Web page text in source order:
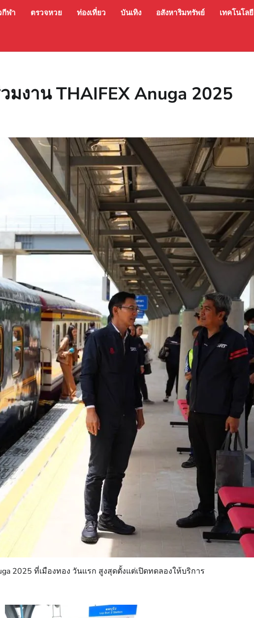
ฬา ตรวจหวย ท่องเที่ยว บันเทิง อสังหาริมทรัพย์ เทคโนโลยี
งาน THAIFEX Anuga 2025
2025 ที่เมืองทอง วันแรก สูงสุดตั้งแต่เปิดทดลองให้บริการ